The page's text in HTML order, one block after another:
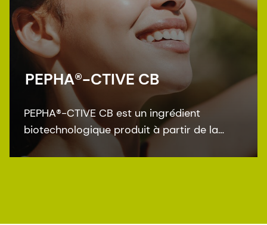
PEPHA®-CTIVE CB
PEPHA®-CTIVE CB est un ingrédient
biotechnologique produit à partir de la
microalgue Dunaliella salina. Grâce à sa